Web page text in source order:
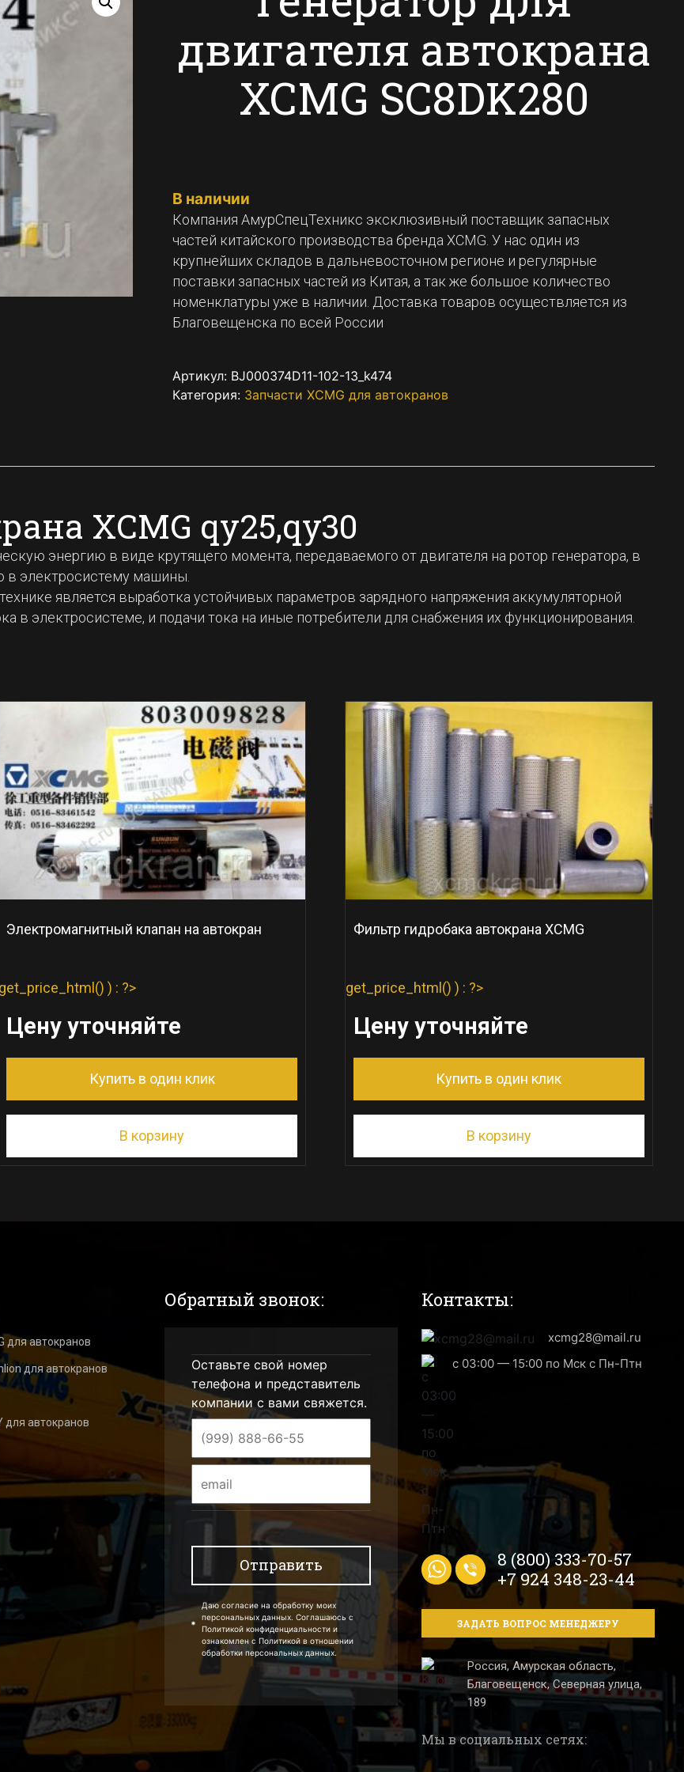
двигателя автокрана
XCMG SC8DK280
В наличии
Компания АмурСпецТехникс эксклюзивный поставщик запасных
частей китайского производства бренда XCMG. У нас один из
крупнейших складов в дальневосточном регионе и регулярные
поставки запасных частей из Китая, а так же большое количество
номенклатуры уже в наличии. Доставка товаров осуществляется из
Благовещенска по всей России
Артикул: BJ000374D11-102-13_k474
Категория: Запчасти XCMG для автокранов
XCMG qy25,qy30
энергию в виде крутящего момента, передаваемого от двигателя на ротор генератора, в
электросистему машины.
является выработка устойчивых параметров зарядного напряжения аккумуляторной
в электросистеме, и подачи тока на иные потребители для снабжения их функционирования.
Электромагнитный клапан на автокран
get_price_html() ) : ?>
Цену уточняйте
Купить в один клик
В корзину
Фильтр гидробака автокрана XCMG
get_price_html() ) : ?>
Цену уточняйте
Купить в один клик
В корзину
для автокранов
для автокранов
для автокранов
Обратный звонок:
Оставьте свой номер
телефона и представитель
компании с вами свяжется.
Даю согласие на обработку моих
персональных данных. Соглашаюсь с
Политикой конфиденциальности и
ознакомлен с Политикой в отношении
обработки персональных данных.
Контакты:
xcmg28@mail.ru
с 03:00 — 15:00 по Мск с Пн-Птн
8 (800) 333-70-57
+7 924 348-23-44
ЗАДАТЬ ВОПРОС МЕНЕДЖЕРУ
Россия, Амурская область,
Благовещенск, Северная улица,
189
Мы в социальных сетях: